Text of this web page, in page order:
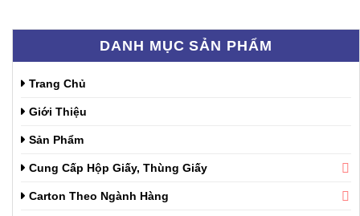
DANH MỤC SẢN PHẨM
Trang Chủ
Giới Thiệu
Sản Phẩm
Cung Cấp Hộp Giấy, Thùng Giấy
Carton Theo Ngành Hàng